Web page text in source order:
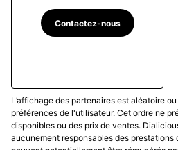
Contactez-nous
L’affichage des partenaires est aléatoire
préférences de l'utilisateur. Cet ordre ne
disponibles ou des prix de ventes.
aucunement responsables des prestations